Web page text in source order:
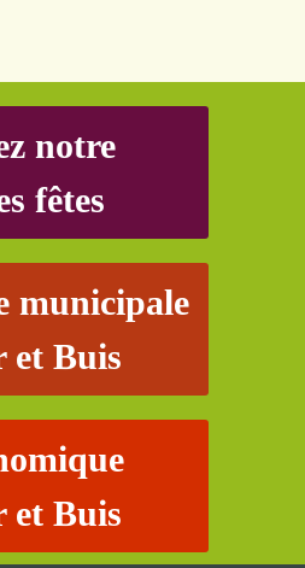
notre
fêtes
municipale
et Buis
et Buis